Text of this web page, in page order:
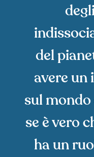
del
avere
sul
se è vero
ha un